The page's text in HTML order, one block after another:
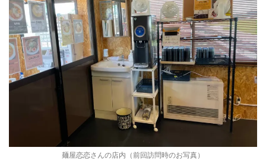
麺屋恋恋さんの店内（前回訪問時のお写真）